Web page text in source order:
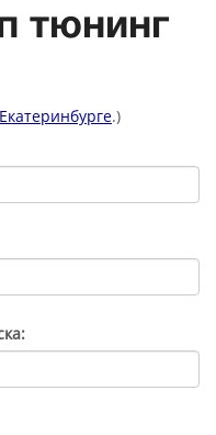
тюнинг
Екатеринбурге.)